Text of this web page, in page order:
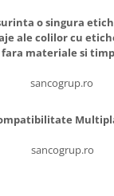
o singura
ale colilor cu
fara materiale si